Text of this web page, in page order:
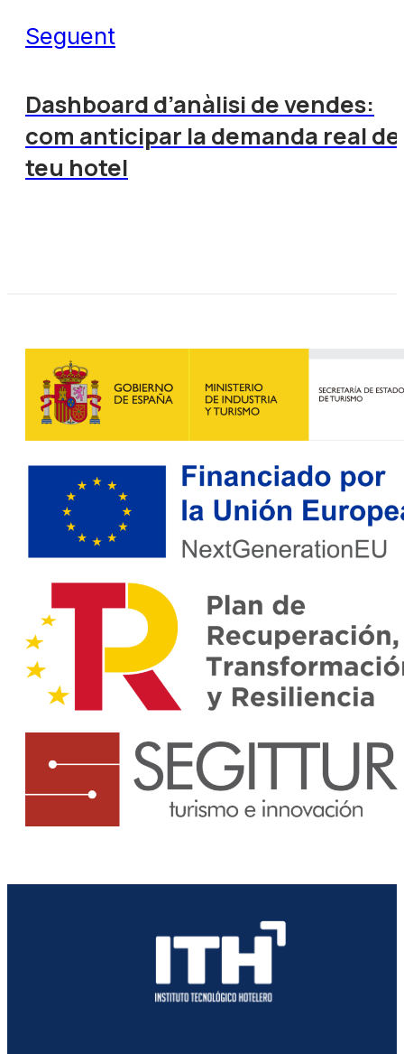
Seguent
Dashboard d’anàlisi de vendes:
com anticipar la demanda real
teu hotel